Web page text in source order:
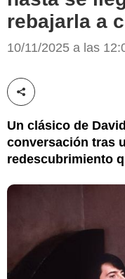
rebajarla a
10/11/2025 a las
Compartir esta noticia
Un clásico de
conversación tras
redescubrimiento